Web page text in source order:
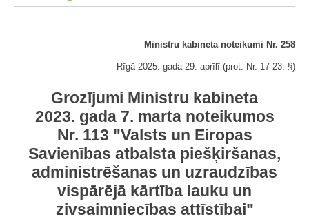
Ministru kabineta noteikumi Nr. 258
Rīgā 2025. gada 29. aprīlī (prot. Nr. 17 23. §)
Grozījumi Ministru kabineta
2023. gada 7. marta noteikumos
Nr. 113 "Valsts un Eiropas
Savienības atbalsta piešķiršanas,
administrēšanas un uzraudzības
vispārējā kārtība lauku un
zivsaimniecības attīstībai"